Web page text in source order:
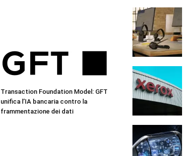
Transaction Foundation Model: GFT
unifica l’IA bancaria contro la
frammentazione dei dati